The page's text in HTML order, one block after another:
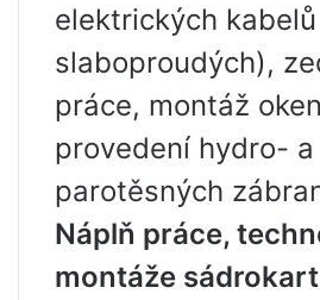
elektrických
slaboproudých),
práce, montáž
provedení hydro- a
parotěsných
Náplň práce,
montáže